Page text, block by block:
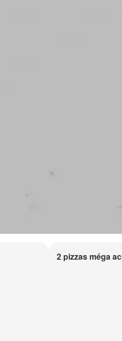
2 pizzas méga